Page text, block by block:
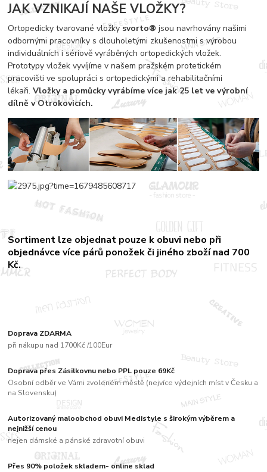
Doprava ZDARMA
při nákupu nad 1700Kč /100Eur
Doprava přes Zásilkovnu nebo PPL pouze 69Kč
Osobní odběr ve Vámi zvoleném městě (nejvíce výdejních míst v Česku a
na Slovensku)
Autorizovaný maloobchod obuvi Medistyle s širokým výběrem a
nejnižší cenou
nejen dámské a pánské zdravotní obuvi
Přes 90% položek skladem- online sklad
JAK VZNIKAJÍ NAŠE VLOŽKY?
Ortopedicky tvarované vložkysvorto® jsou navrhovány našimi
odbornými pracovníky s dlouholetými zkušenostmi s výrobou
individuálních i sériově vyráběných ortopedických vložek.
Prototypy vložek vyvíjíme v našem pražském protetickém
pracovišti ve spolupráci s ortopedickými a rehabilitačními
lékaři.Vložky a pomůcky vyrábíme více jak 25 let ve výrobní
dílně v Otrokovicích.
Sortiment lze objednat pouze k obuvi nebo při
objednávce více párů ponožek či jiného zboží nad 700
Kč.